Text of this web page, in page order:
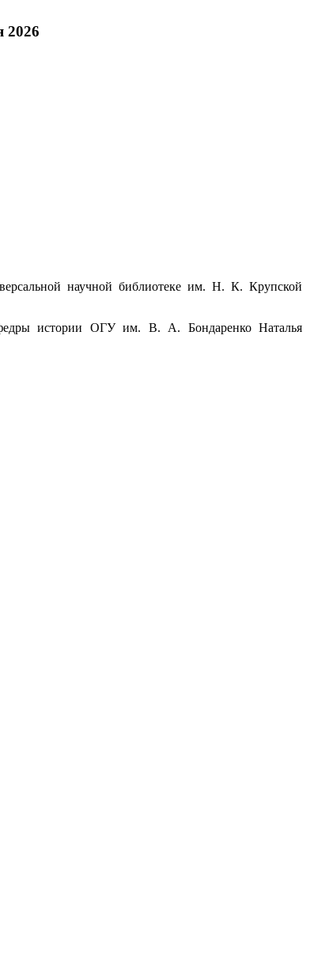
2026
научной библиотеке им. Н. К. Крупской
истории ОГУ им. В. А. Бондаренко Наталья